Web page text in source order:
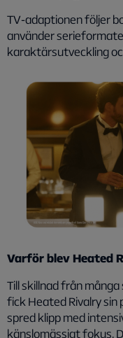
TV‑adaptionen följer
använder
karaktärsutveckling
Varför blev Heated
Till skillnad från
fickHeated Rivalrysin
spred klipp med
känslomässigt fokus.